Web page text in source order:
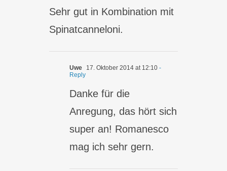
Sehr gut in Kombination mit
Spinatcanneloni.
Uwe 17. Oktober 2014 at 12:10 -
Reply
Danke für die
Anregung, das hört sich
super an! Romanesco
mag ich sehr gern.